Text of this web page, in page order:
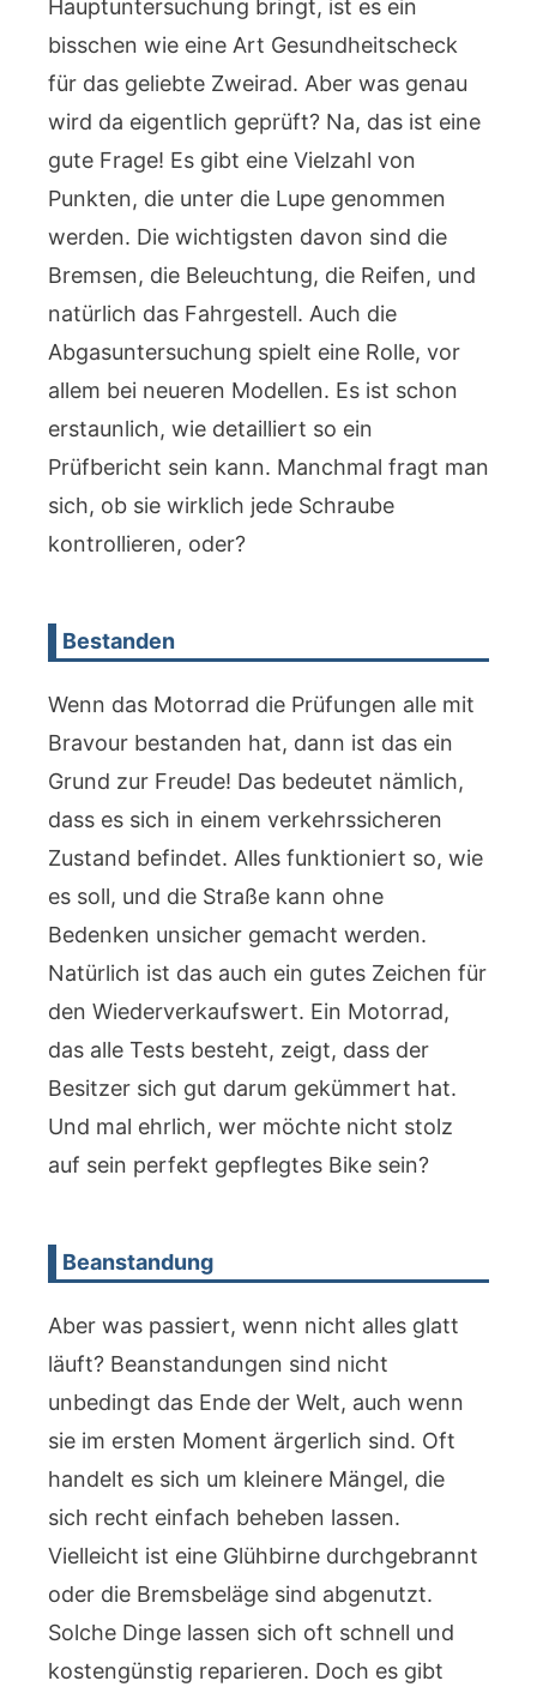
Hauptuntersuchung bringt, ist es ein
bisschen wie eine Art Gesundheitscheck
für das geliebte Zweirad. Aber was genau
wird da eigentlich geprüft? Na, das ist eine
gute Frage! Es gibt eine Vielzahl von
Punkten, die unter die Lupe genommen
werden. Die wichtigsten davon sind die
Bremsen, die Beleuchtung, die Reifen, und
natürlich das Fahrgestell. Auch die
Abgasuntersuchung spielt eine Rolle, vor
allem bei neueren Modellen. Es ist schon
erstaunlich, wie detailliert so ein
Prüfbericht sein kann. Manchmal fragt man
sich, ob sie wirklich jede Schraube
kontrollieren, oder?
Bestanden
Wenn das Motorrad die Prüfungen alle mit
Bravour bestanden hat, dann ist das ein
Grund zur Freude! Das bedeutet nämlich,
dass es sich in einem verkehrssicheren
Zustand befindet. Alles funktioniert so, wie
es soll, und die Straße kann ohne
Bedenken unsicher gemacht werden.
Natürlich ist das auch ein gutes Zeichen für
den Wiederverkaufswert. Ein Motorrad,
das alle Tests besteht, zeigt, dass der
Besitzer sich gut darum gekümmert hat.
Und mal ehrlich, wer möchte nicht stolz
auf sein perfekt gepflegtes Bike sein?
Beanstandung
Aber was passiert, wenn nicht alles glatt
läuft? Beanstandungen sind nicht
unbedingt das Ende der Welt, auch wenn
sie im ersten Moment ärgerlich sind. Oft
handelt es sich um kleinere Mängel, die
sich recht einfach beheben lassen.
Vielleicht ist eine Glühbirne durchgebrannt
oder die Bremsbeläge sind abgenutzt.
Solche Dinge lassen sich oft schnell und
kostengünstig reparieren. Doch es gibt